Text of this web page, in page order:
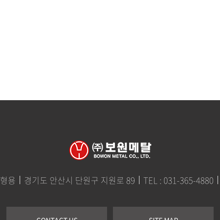
용 경기도 안산시 단원구 지원로 89 TEL : 031-365-4880